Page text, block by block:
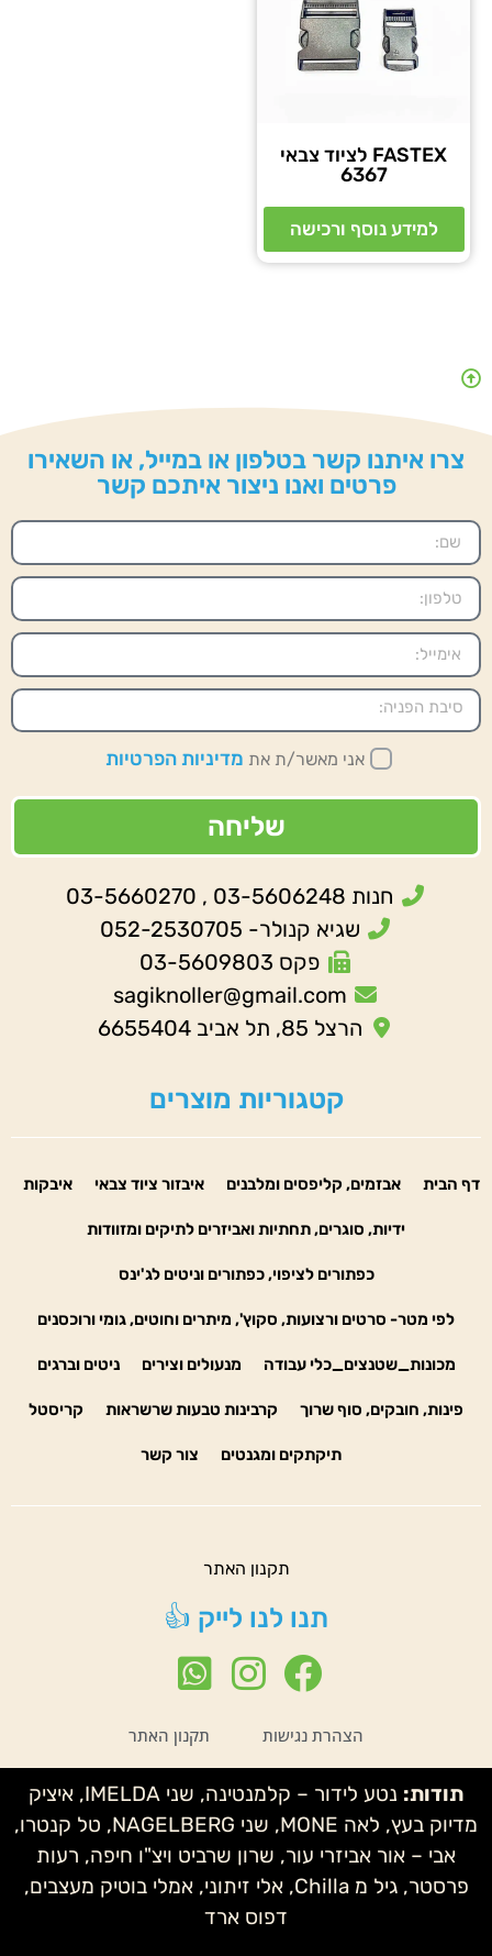
FASTEX לציוד צבאי
6367
למידע נוסף ורכישה
צרו איתנו קשר בטלפון או במייל, או השאירו
פרטים ואנו ניצור איתכם קשר
אני מאשר/ת את מדיניות הפרטיות
שליחה
חנות 03-5606248 , 03-5660270
שגיא קנולר- 052-2530705
פקס 03-5609803
sagiknoller@gmail.com
הרצל 85, תל אביב 6655404
קטגוריות מוצרים
דף הבית אבזמים, קליפסים ומלבנים איבזור ציוד צבאי איבקות
ידיות, סוגרים, תחתיות ואביזרים לתיקים ומזוודות
כפתורים לציפוי, כפתורים וניטים לג'ינס
לפי מטר- סרטים ורצועות, סקוץ', מיתרים וחוטים, גומי ורוכסנים
מכונות_שטנצים_כלי עבודה מנעולים וצירים ניטים וברגים
פינות, חובקים, סוף שרוך קרבינות טבעות שרשראות קריסטל
תיקתקים ומגנטים צור קשר
תקנון האתר
תנו לנו לייק 👍
הצהרת נגישות תקנון האתר
תודות:
נטע לידור – קלמנטינה, שני IMELDA, איציק
מדיוק בעץ, לאה MONE, שני NAGELBERG, טל קנטרו,
אבי – אור אביזרי עור, שרון שרביט ויצ"ו חיפה, רעות
פרסטר, גיל מ Chilla, אלי זיתוני, אמלי בוטיק מעצבים,
דפוס ארד